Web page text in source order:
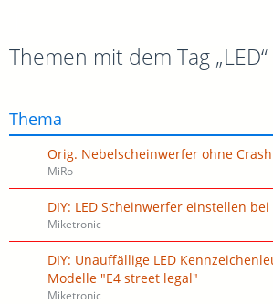
Themen mit dem Tag „LED“
Thema
Orig. Nebelscheinwerfer ohne
MiRo
DIY: LED Scheinwerfer einstellen
Miketronic
DIY: Unauffällige LED
Modelle "E4 street legal"
Miketronic